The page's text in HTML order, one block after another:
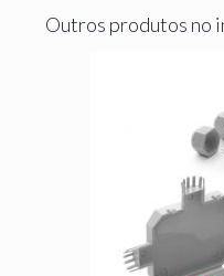
Outros produtos no